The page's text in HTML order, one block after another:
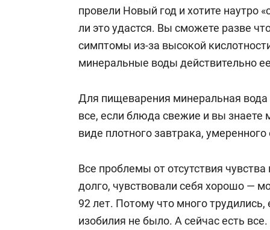
провели Новый год и хотите наутро
ли это удастся. Вы сможете разве
симптомы из-за высокой
минеральные воды действительно
Для пищеварения минеральная
все, если блюда свежие и вы
виде плотного завтрака,
Все проблемы от отсутствия
долго, чувствовали себя хорошо —
92 лет. Потому что много
изобилия не было. А сейчас есть